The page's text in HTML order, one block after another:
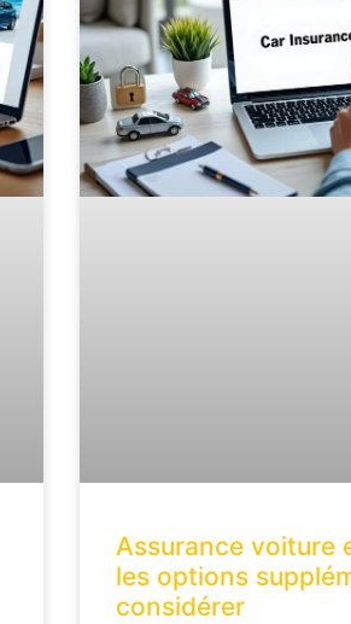
Assurance voiture
les options
considérer